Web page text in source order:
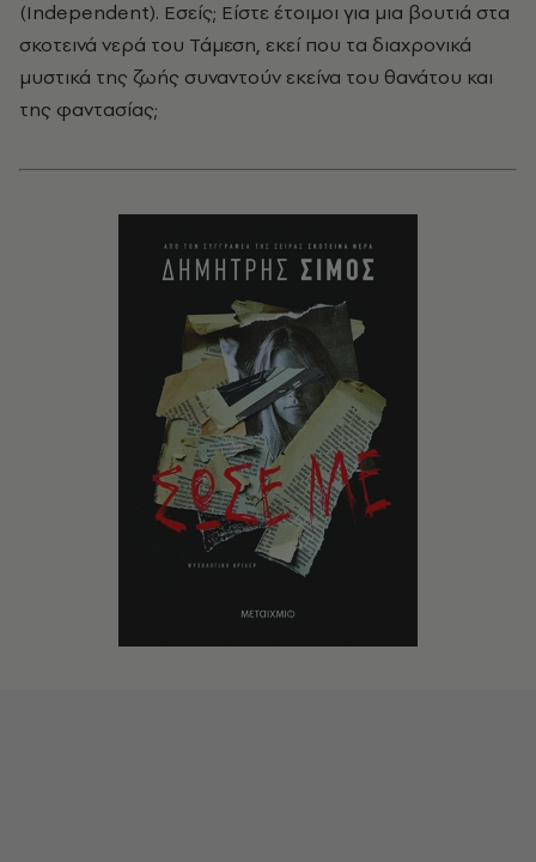
(Independent). Εσείς; Είστε έτοιμοι για μια βουτιά στα
σκοτεινά νερά του Τάμεση, εκεί που τα διαχρονικά
μυστικά της ζωής συναντούν εκείνα του θανάτου και
της φαντασίας;